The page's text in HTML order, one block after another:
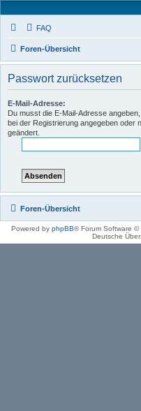
FAQ
Foren-Übersicht
Passwort zurücksetzen
E-Mail-Adresse:
Du musst die E-Mail-Adresse
bei der Registrierung angegeben oder
geändert.
Foren-Übersicht
Powered by phpBB® Forum Software
Deutsche